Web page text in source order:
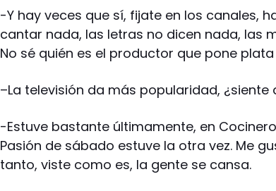
-Y hay veces que sí, fijate en los canales,
cantar nada, las letras no dicen nada, las
No sé quién es el productor que pone
–La televisión da más popularidad,
-Estuve bastante últimamente, en
Pasión de sábado estuve la otra vez. Me
tanto, viste como es, la gente se cansa.